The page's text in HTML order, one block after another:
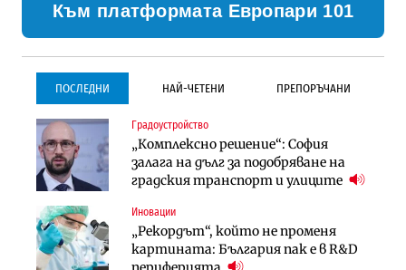
Към платформата Европари 101
ПОСЛЕДНИ НАЙ-ЧЕТЕНИ ПРЕПОРЪЧАНИ
Градоустройство
„Комплексно решение“: София
залага на дълг за подобряване на
градския транспорт и улиците
Иновации
„Рекордът“, който не променя
картината: България пак е в R&D
Градоустройство
Столична община избра
изпълнител за преместването на
трамвайното трасе по бул.
Инфраструктура
Проектирането на тунела под
Петрохан ще върви паралелно с
Инфраструктура
Проектирането на тунела под
Петрохан ще върви паралелно с
екологичните оценки
Компании
„Хювефарма“ подписа договор за
придобиване на Euroapi Italy